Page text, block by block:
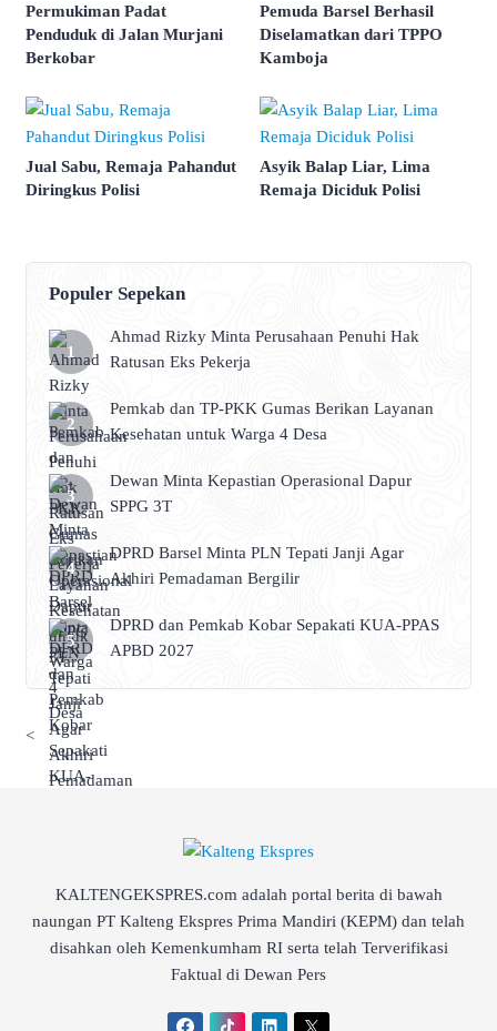
Permukiman Padat
Penduduk di Jalan Murjani
Berkobar
Pemuda Barsel Berhasil
Diselamatkan dari TPPO
Kamboja
Jual Sabu, Remaja Pahandut
Diringkus Polisi
Asyik Balap Liar, Lima
Remaja Diciduk Polisi
Populer Sepekan
Ahmad Rizky Minta Perusahaan Penuhi Hak
Ratusan Eks Pekerja
Pemkab dan TP-PKK Gumas Berikan Layanan
Kesehatan untuk Warga 4 Desa
Dewan Minta Kepastian Operasional Dapur
SPPG 3T
DPRD Barsel Minta PLN Tepati Janji Agar
Akhiri Pemadaman Bergilir
DPRD dan Pemkab Kobar Sepakati KUA-PPAS
APBD 2027
<
KALTENGEKSPRES.com adalah portal berita di bawah
naungan PT Kalteng Ekspres Prima Mandiri (KEPM) dan telah
disahkan oleh Kemenkumham RI serta telah Terverifikasi
Faktual di Dewan Pers